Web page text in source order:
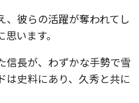
彼らの活躍が奪われてし
います。
信長が、わずかな手勢で雪
は史料にあり、久秀と共に